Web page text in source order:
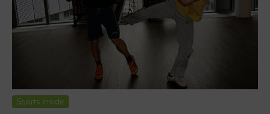
Sports Inside